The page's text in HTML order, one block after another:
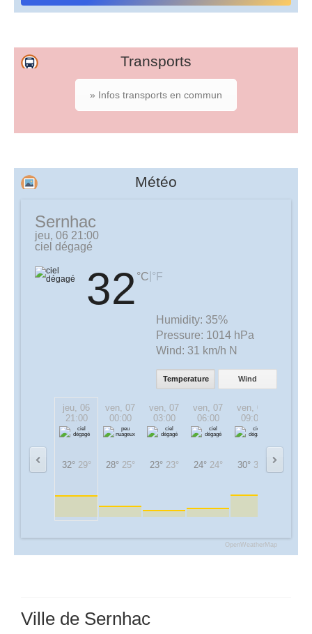
Transports
» Infos transports en commun
Météo
Sernhac
jeu, 06 21:00
ciel dégagé
32 °C °F
Humidity: 35%
Pressure: 1014 hPa
Wind: 31 km/h N
Temperature Wind
jeu, 06
21:00
32° 29°
ven, 07
00:00
28° 25°
ven, 07
03:00
23° 23°
ven, 07
06:00
24° 24°
ven, 07
09:00
30° 30°
OpenWeatherMap
Ville de Sernhac